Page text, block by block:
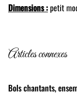
Dimensions :petit
Articles connexes
Bols chantants,